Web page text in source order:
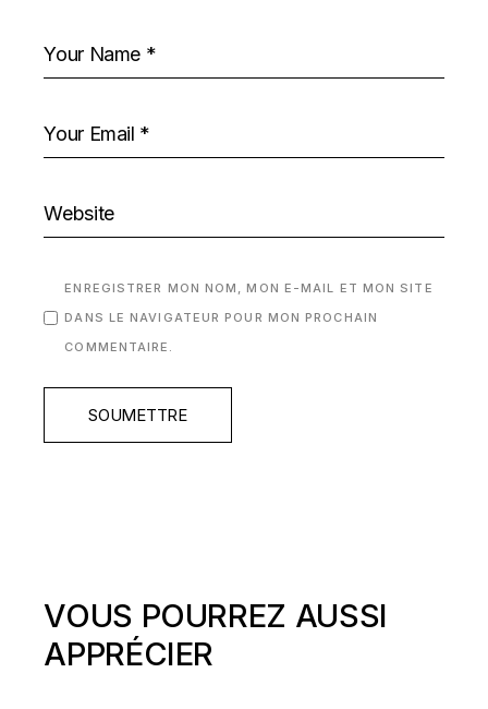
ENREGISTRER MON NOM, MON E-MAIL ET MON SITE
DANS LE NAVIGATEUR POUR MON PROCHAIN
COMMENTAIRE.
SOUMETTRE
VOUS POURREZ AUSSI
APPRÉCIER